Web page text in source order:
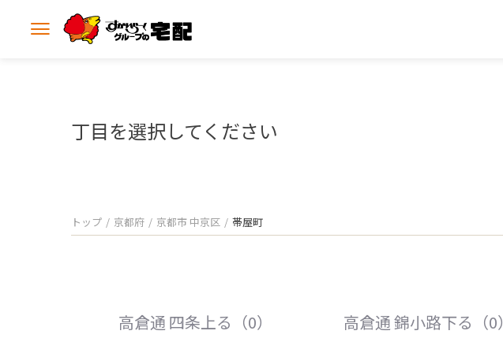
メ
丁目を選択してください
トップ 京都府 京都市 中京区 帯屋町
高倉通 四条上る（0） 高倉通 錦小路下る（0）